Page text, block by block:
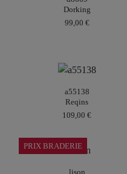
Dorking
99,00 €
a55138
Reqins
109,00 €
PRIX BRADERIE
lison